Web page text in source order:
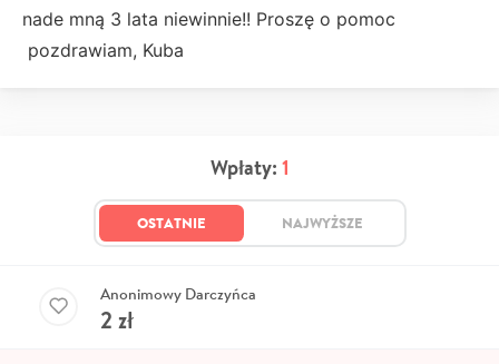
nade mną 3 lata niewinnie!! Proszę o pomoc
pozdrawiam, Kuba
Wpłaty: 1
OSTATNIE NAJWYŻSZE
Anonimowy Darczyńca
2 zł